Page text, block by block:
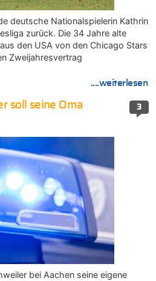
deutsche Nationalspielerin Kathrin
zurück. Die 34 Jahre alte
den USA von den Chicago Stars
Zweijahresvertrag
....weiterlesen
3
soll seine Oma
bei Aachen seine eigene